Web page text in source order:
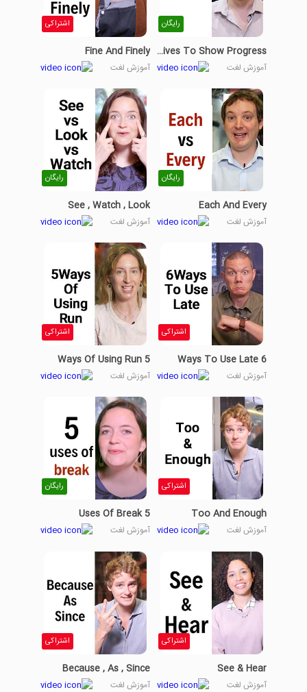
رایگان
Comparatives To Show Progress
آموزش لغت
اشتراکی
Fine And Finely
آموزش لغت
رایگان
Each And Every
آموزش لغت
رایگان
See , Watch , Look
آموزش لغت
اشتراکی
6 Ways To Use Late
آموزش لغت
اشتراکی
5 Ways Of Using Run
آموزش لغت
اشتراکی
Too And Enough
آموزش لغت
رایگان
5 Uses Of Break
آموزش لغت
اشتراکی
See & Hear
آموزش لغت
اشتراکی
Because , As , Since
آموزش لغت